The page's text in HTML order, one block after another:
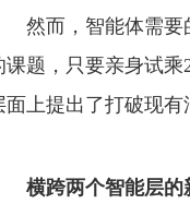
然而，智能体需要
课题，只要亲身试
面上提出了打破现
横跨两个智能层的